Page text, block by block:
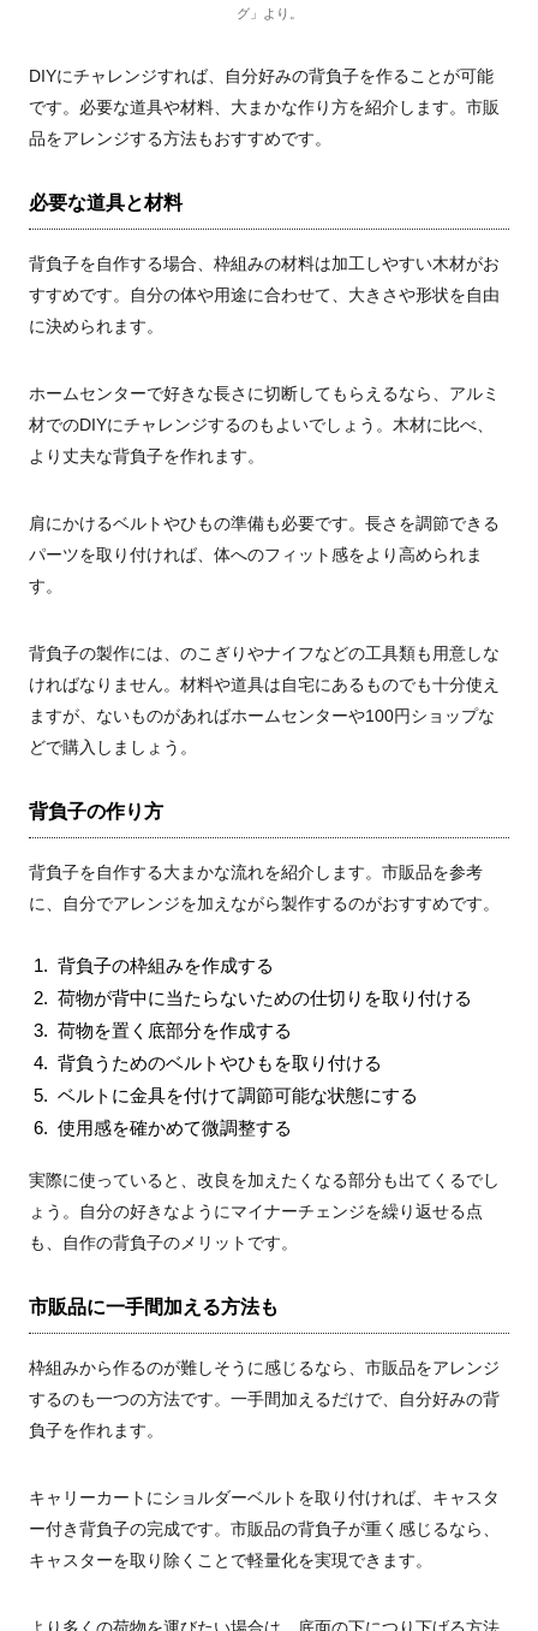
グ」より。
DIYにチャレンジすれば、自分好みの背負子を作ることが可能
です。必要な道具や材料、大まかな作り方を紹介します。市販
品をアレンジする方法もおすすめです。
必要な道具と材料
背負子を自作する場合、枠組みの材料は加工しやすい木材がお
すすめです。自分の体や用途に合わせて、大きさや形状を自由
に決められます。
ホームセンターで好きな長さに切断してもらえるなら、アルミ
材でのDIYにチャレンジするのもよいでしょう。木材に比べ、
より丈夫な背負子を作れます。
肩にかけるベルトやひもの準備も必要です。長さを調節できる
パーツを取り付ければ、体へのフィット感をより高められま
す。
背負子の製作には、のこぎりやナイフなどの工具類も用意しな
ければなりません。材料や道具は自宅にあるものでも十分使え
ますが、ないものがあればホームセンターや100円ショップな
どで購入しましょう。
背負子の作り方
背負子を自作する大まかな流れを紹介します。市販品を参考
に、自分でアレンジを加えながら製作するのがおすすめです。
背負子の枠組みを作成する
荷物が背中に当たらないための仕切りを取り付ける
荷物を置く底部分を作成する
背負うためのベルトやひもを取り付ける
ベルトに金具を付けて調節可能な状態にする
使用感を確かめて微調整する
実際に使っていると、改良を加えたくなる部分も出てくるでし
ょう。自分の好きなようにマイナーチェンジを繰り返せる点
も、自作の背負子のメリットです。
市販品に一手間加える方法も
枠組みから作るのが難しそうに感じるなら、市販品をアレンジ
するのも一つの方法です。一手間加えるだけで、自分好みの背
負子を作れます。
キャリーカートにショルダーベルトを取り付ければ、キャスタ
ー付き背負子の完成です。市販品の背負子が重く感じるなら、
キャスターを取り除くことで軽量化を実現できます。
より多くの荷物を運びたい場合は、底面の下につり下げる方法